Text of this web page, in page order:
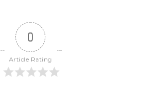
0
Article Rating